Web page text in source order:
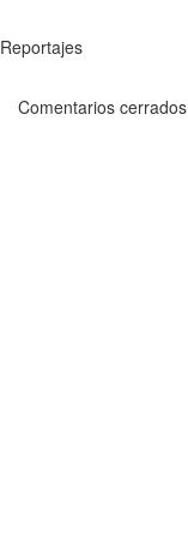
Reportajes
Comentarios cerrados